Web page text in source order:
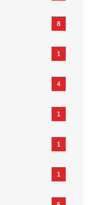
8
1
4
1
1
1